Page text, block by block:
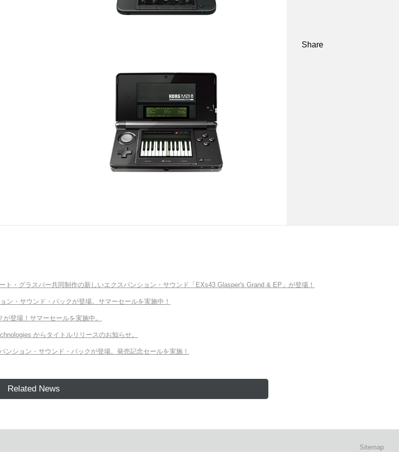
Share
ト・グラスパー共同制作の新しいエクスパンション・サウンド「EXs43 Glasper's Grand & EP」が登場！
ン・サウンド・パックが登場。サマーセールを実施中！
登場！サマーセールを実施中。
からタイトルリリースのお知らせ。
ンション・サウンド・パックが登場。発売記念セールを実施！
Related News
Sitemap